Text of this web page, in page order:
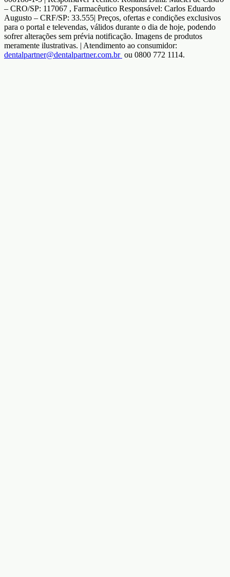
– CRO/SP: 117067 , Farmacêutico Responsável: Carlos Eduardo
Augusto – CRF/SP: 33.555| Preços, ofertas e condições exclusivos
para o portal e televendas, válidos durante o dia de hoje, podendo
sofrer alterações sem prévia notificação. Imagens de produtos
meramente ilustrativas. | Atendimento ao consumidor:
dentalpartner@dentalpartner.com.br ou 0800 772 1114.